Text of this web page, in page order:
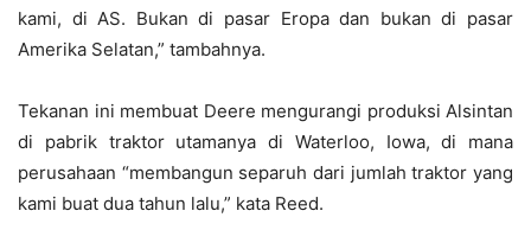
kami, di AS. Bukan di pasar Eropa dan bukan di pasar
Amerika Selatan,” tambahnya.
Tekanan ini membuat Deere mengurangi produksi Alsintan
di pabrik traktor utamanya di Waterloo, Iowa, di mana
perusahaan “membangun separuh dari jumlah traktor yang
kami buat dua tahun lalu,” kata Reed.